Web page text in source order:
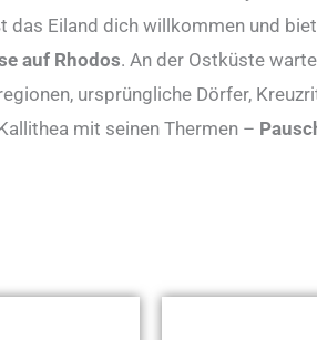
Eiland dich willkommen und
auf Rhodos. An der Ostküste
ursprüngliche Dörfer,
mit seinen Thermen –